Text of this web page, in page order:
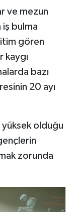
ve mezun
iş bulma
gören
kaygı
bazı
20 ayı
yüksek olduğu
zorunda